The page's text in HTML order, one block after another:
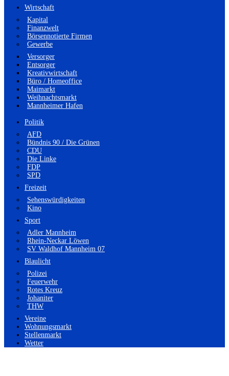
Wirtschaft
Kapital
Finanzwelt
Börsennotierte Firmen
Gewerbe
Versorger
Entsorger
Kreativwirtschaft
Büro / Homeoffice
Maimarkt
Weihnachtsmarkt
Mannheimer Hafen
Politik
AFD
Bündnis 90 / Die Grünen
CDU
Die Linke
FDP
SPD
Freizeit
Sehenswürdigkeiten
Kino
Sport
Adler Mannheim
Rhein-Neckar Löwen
SV Waldhof Mannheim 07
Blaulicht
Polizei
Feuerwehr
Rotes Kreuz
Johaniter
THW
Vereine
Wohnungsmarkt
Stellenmarkt
Wetter